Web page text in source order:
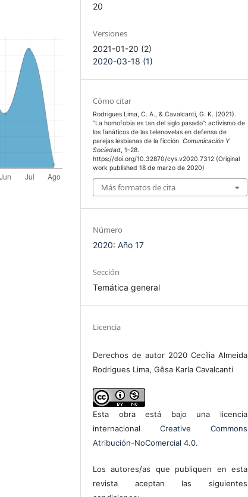
20
Versiones
2021-01-20 (2)
2020-03-18 (1)
Cómo citar
Rodrigues Lima, C. A., & Cavalcanti, G. K. (2021).
“La homofobia es tan del siglo pasado”: activismo de
los fanáticos de las telenovelas en defensa de
parejas lesbianas de la ficción.Comunicación Y
Sociedad, 1–28.
https://doi.org/10.32870/cys.v2020.7312 (Original
work published 18 de marzo de 2020)
Más formatos de cita
Número
2020: Año 17
Sección
Temática general
Licencia
Derechos de autor 2020 Cecília Almeida
Rodrigues Lima, Gêsa Karla Cavalcanti
Esta obra está bajo una licencia
internacional Creative Commons
Atribución-NoComercial 4.0.
Los autores/as que publiquen en esta
revista aceptan las siguientes